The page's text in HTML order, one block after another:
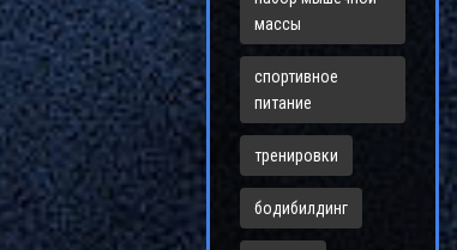
массы
спортивное
питание
тренировки
бодибилдинг